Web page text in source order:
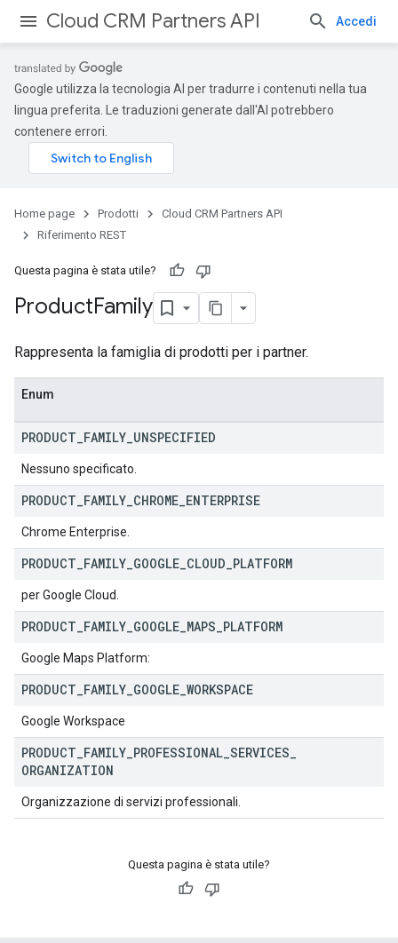
Cloud CRM Partners API Accedi
Google utilizza la tecnologia AI per tradurre i contenuti nella tua
lingua preferita. Le traduzioni generate dall'AI potrebbero
contenere errori.
Home page Prodotti
Cloud CRM Partners API
Riferimento REST
Questa pagina è stata utile?
ProductFamily
Rappresenta la famiglia di prodotti per i partner.
Enum
PRODUCT FAMILY UNSPECIFIED
Nessuno specificato.
PRODUCT FAMILY CHROME ENTERPRISE
Chrome Enterprise.
PRODUCT FAMILY GOOGLE CLOUD PLATFORM
per Google Cloud.
PRODUCT FAMILY GOOGLE MAPS PLATFORM
Google Maps Platform:
PRODUCT FAMILY GOOGLE WORKSPACE
Google Workspace
PRODUCT FAMILY PROFESSIONAL SERVICES
ORGANIZATION
Organizzazione di servizi professionali.
Questa pagina è stata utile?